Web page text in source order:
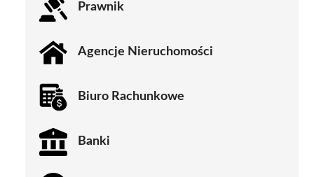
Prawnik
Agencje Nieruchomości
Biuro Rachunkowe
Banki